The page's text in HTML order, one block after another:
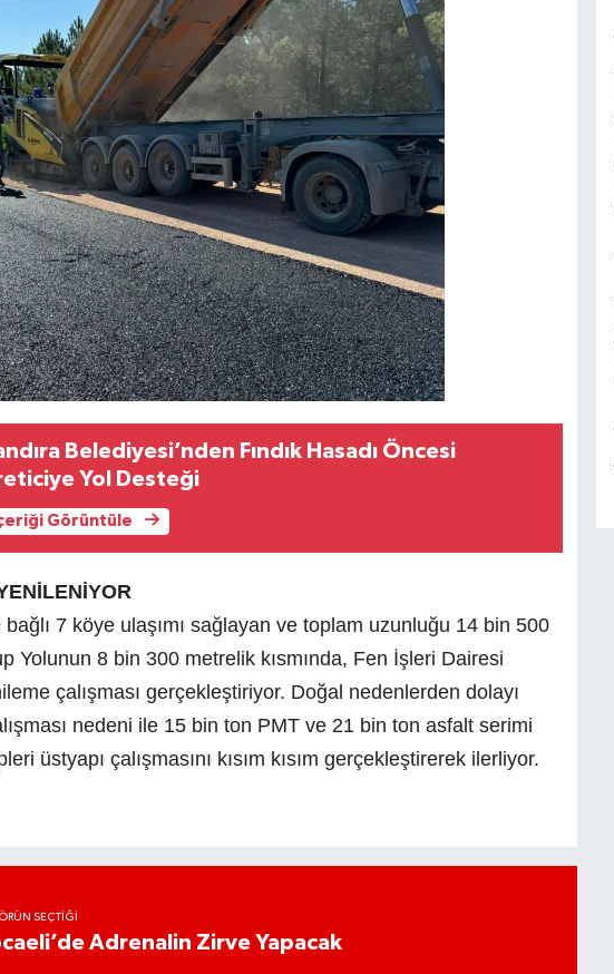
Belediyesi’nden Fındık Hasadı Öncesi
Yol Desteği
Görüntüle
7 köye ulaşımı sağlayan ve toplam uzunluğu 14 bin 500
Yolunun 8 bin 300 metrelik kısmında, Fen İşleri Dairesi
çalışması gerçekleştiriyor. Doğal nedenlerden dolayı
nedeni ile 15 bin ton PMT ve 21 bin ton asfalt serimi
üstyapı çalışmasını kısım kısım gerçekleştirerek ilerliyor.
SEÇTIĞI
Adrenalin Zirve Yapacak